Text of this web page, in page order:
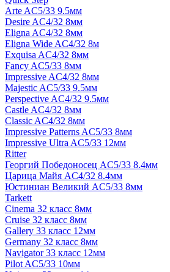
Arte AC5/33 9.5мм
Desire AC4/32 8мм
Eligna AC4/32 8мм
Eligna Wide AC4/32 8м
Exquisa AC4/32 8мм
Fancy AC5/33 8мм
Impressive AC4/32 8мм
Majestic AC5/33 9.5мм
Perspective AC4/32 9.5мм
Castle AC4/32 8мм
Classic AC4/32 8мм
Impressive Patterns AC5/33 8мм
Impressive Ultra AC5/33 12мм
Ritter
Георгий Победоносец AC5/33 8.4мм
Царица Майя AC4/32 8.4мм
Юстиниан Великий AC5/33 8мм
Tarkett
Cinema 32 класс 8мм
Cruise 32 класс 8мм
Gallery 33 класс 12мм
Germany 32 класс 8мм
Navigator 33 класс 12мм
Pilot AC5/33 10мм